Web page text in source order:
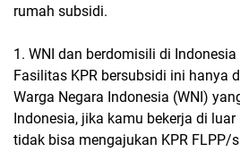
rumah subsidi.
1. WNI dan berdomisili di Indonesia
Fasilitas KPR bersubsidi ini hanya
Warga Negara Indonesia (WNI)
Indonesia, jika kamu bekerja di
tidak bisa mengajukan KPR FLPP/